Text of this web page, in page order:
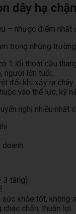
dây hạ
– nhược điểm nhất
trong những
1 lối thoát cầu
người lớn tuổi.
đối khi xảy ra cháy.
vào thể lực, kỹ
nghị nhiều nhất
doanh
3 tầng)
khỏe tốt, không
chắc chắn, thuận lợi